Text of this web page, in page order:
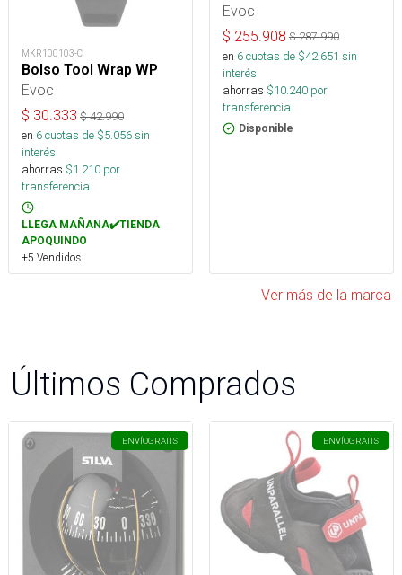
MKR100103-C
Bolso Tool Wrap WP
Evoc
$ 30.333 $42.990
en 6cuotas de $5.056sin
interés
ahorras $1.210 por
transferencia.
LLEGA MAÑANA✔️TIENDA
APOQUINDO
+5 Vendidos
Evoc
$ 255.908 $287.990
en 6cuotas de $42.651 sin
interés
ahorras $10.240 por
transferencia.
Disponible
Ver más de la marca
Últimos Comprados
ENVÍOGRATIS ENVÍOGRATIS